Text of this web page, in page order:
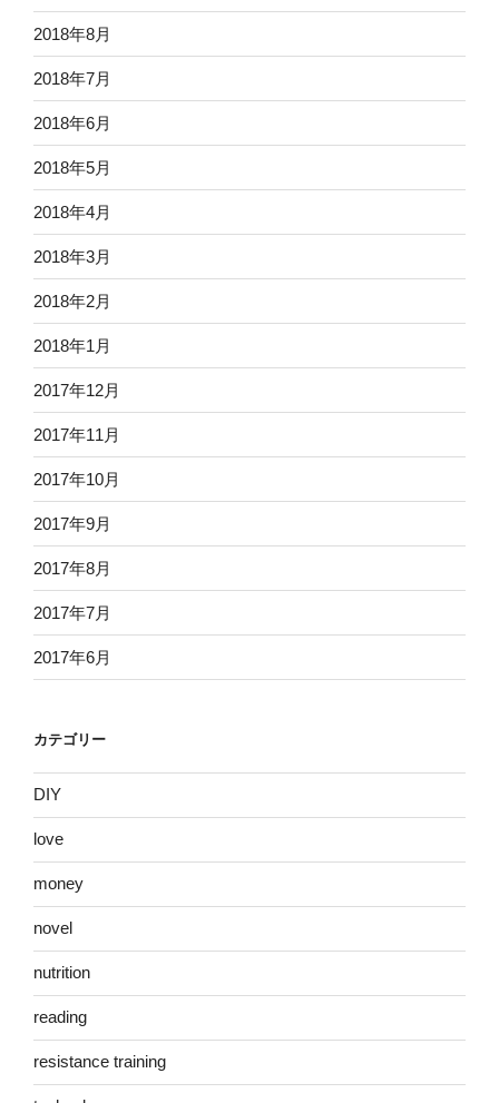
2018年8月
2018年7月
2018年6月
2018年5月
2018年4月
2018年3月
2018年2月
2018年1月
2017年12月
2017年11月
2017年10月
2017年9月
2017年8月
2017年7月
2017年6月
カテゴリー
DIY
love
money
novel
nutrition
reading
resistance training